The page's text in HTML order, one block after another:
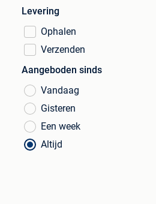
Levering
Ophalen
Verzenden
Aangeboden sinds
Vandaag
Gisteren
Een week
Altijd